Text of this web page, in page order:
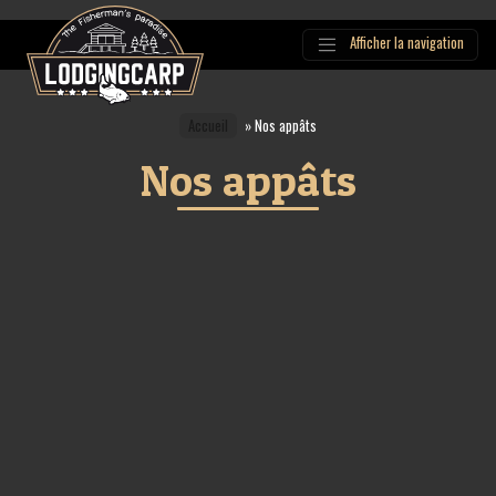
Main
Navigation
Afficher la navigation
»Nos appâts
Nos appâts